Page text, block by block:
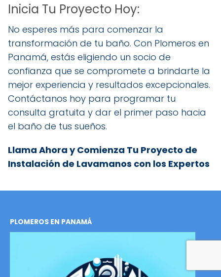
Inicia Tu Proyecto Hoy:
No esperes más para comenzar la
transformación de tu baño. Con Plomeros en
Panamá, estás eligiendo un socio de
confianza que se compromete a brindarte la
mejor experiencia y resultados excepcionales.
Contáctanos hoy para programar tu
consulta gratuita y dar el primer paso hacia
el baño de tus sueños.
Llama Ahora y Comienza Tu Proyecto de
Instalación de Lavamanos con los Expertos
PLOMEROS EN PANAMÁ